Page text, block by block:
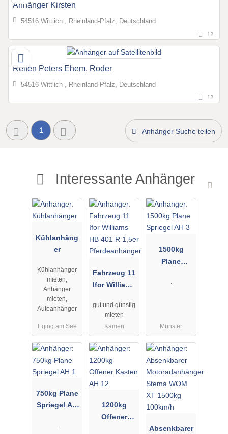
Anhänger Kirsten
54516 Wittlich , Rheinland-Pfalz, Deutschland
12
Reifen Peters Ehem. Roder
54516 Wittlich , Rheinland-Pfalz, Deutschland
12
1 Anhänger Suche teilen
Interessante Anhänger
Kühlanhäng
er
Kühlanhänger
mieten,
Anhänger
mieten,
Autoanhänger
Eging am See
Fahrzeug 11
Ifor Williams
1,5er
gut und günstig
mieten
Kamen
1500kg
Plane
3.
Münster
750kg Plane
Spriegel AH
.
1200kg
Offener
Absenkbarer